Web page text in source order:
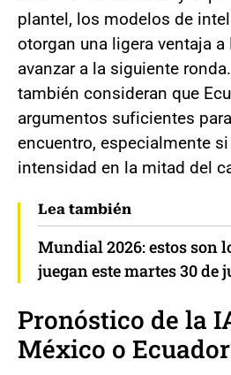
plantel, los modelos de
otorgan una ligera ventaja a
avanzar a la siguiente
también consideran que
argumentos suficientes
encuentro, especialmente
intensidad en la mitad del
Lea también
Mundial 2026: estos son
juegan este martes 30 de
Pronóstico de la
México o